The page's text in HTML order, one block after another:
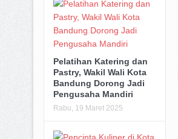
Pelatihan Katering dan
Pastry, Wakil Wali Kota
Bandung Dorong Jadi
Pengusaha Mandiri
Rabu, 19 Maret 2025